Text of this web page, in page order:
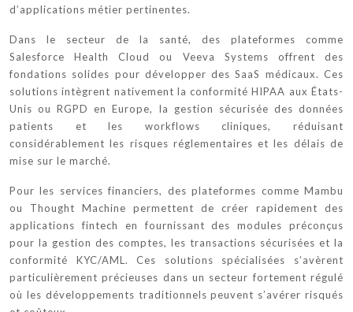
d’applications métier pertinentes.
Dans le secteur de la santé, des plateformes comme
Salesforce Health Cloud ou Veeva Systems offrent des
fondations solides pour développer des SaaS médicaux. Ces
solutions intègrent nativement la conformité HIPAA aux États-
Unis ou RGPD en Europe, la gestion sécurisée des données
patients et les workflows cliniques, réduisant
considérablement les risques réglementaires et les délais de
mise sur le marché.
Pour les services financiers, des plateformes comme Mambu
ou Thought Machine permettent de créer rapidement des
applications fintech en fournissant des modules préconçus
pour la gestion des comptes, les transactions sécurisées et la
conformité KYC/AML. Ces solutions spécialisées s’avèrent
particulièrement précieuses dans un secteur fortement régulé
où les développements traditionnels peuvent s’avérer risqués